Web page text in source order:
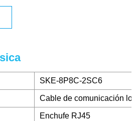
SKE-8P8C-2SC6
Cable de comunicación
Enchufe RJ45